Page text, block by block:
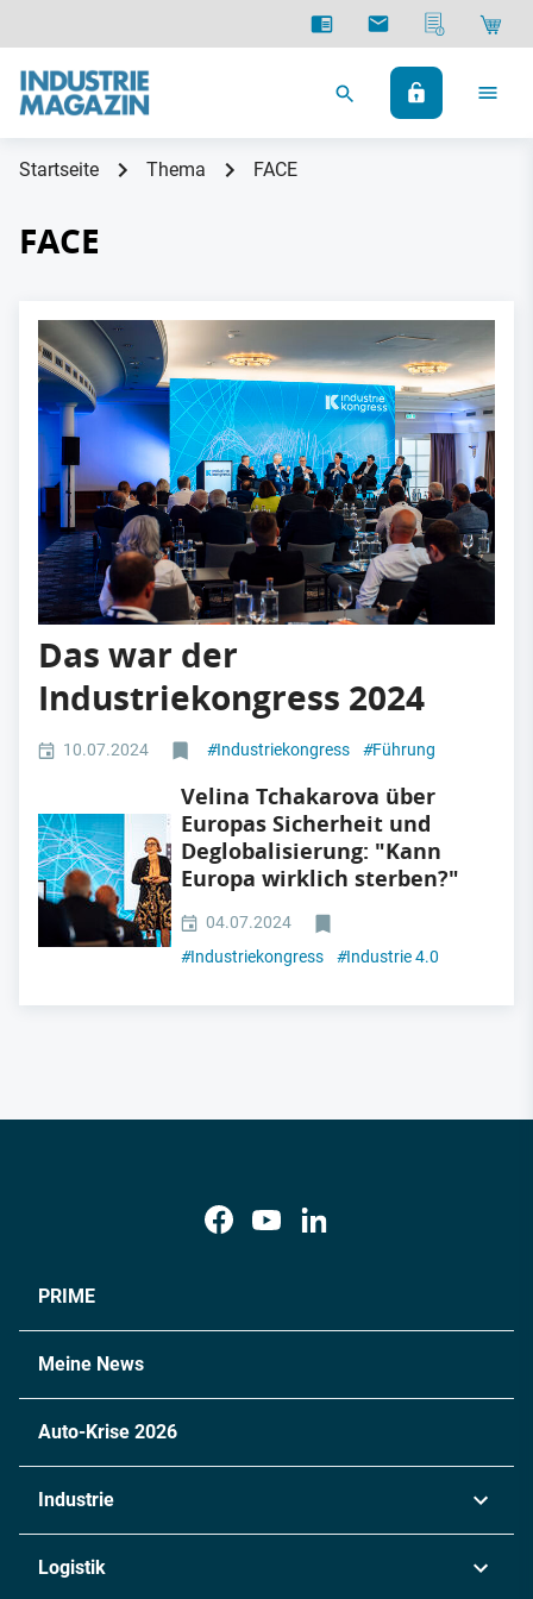
Startseite Thema FACE
FACE
Das war der
Industriekongress 2024
10.07.2024 #Industriekongress #Führung
Velina Tchakarova über
Europas Sicherheit und
Deglobalisierung: "Kann
Europa wirklich sterben?"
04.07.2024
#Industriekongress #Industrie 4.0
PRIME
Meine News
Auto-Krise 2026
Industrie
Logistik